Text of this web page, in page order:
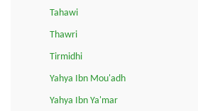
Tahawi
Thawri
Tirmidhi
Yahya Ibn Mou'adh
Yahya Ibn Ya'mar